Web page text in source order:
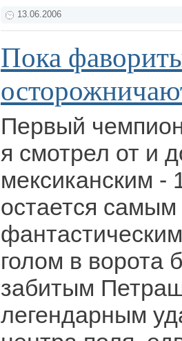
13.06.2006
Пока
Первый
я смотрел от и
мексиканским -
остается
голом в ворота
забитым
легендарным